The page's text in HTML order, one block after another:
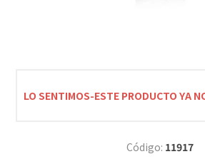
LO SENTIMOS-ESTE PRODUCTO YA
Código: 11917